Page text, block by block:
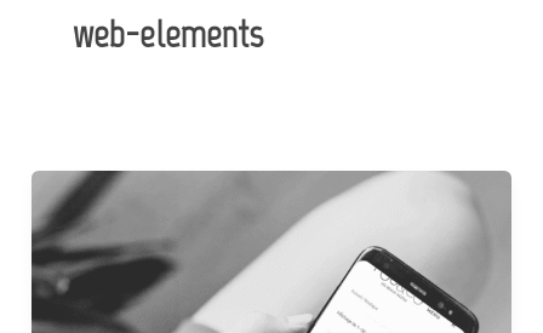
web-elements